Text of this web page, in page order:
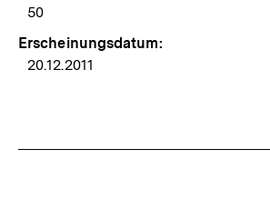
50
Erscheinungsdatum:
20.12.2011